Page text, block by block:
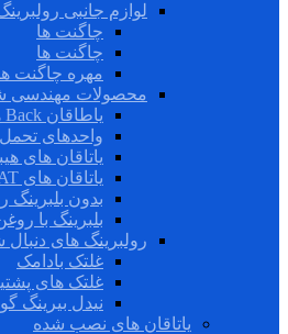
لوازم جانبی
چاگنت ها
چاگنت ها
مهره چاگنت
محصولات مهندسی
یاطاقان Back های پشتی
واحدهای
یاتاقان های
یاتاقان های INSOCOAT
بدون بلبرینگ
بلبرینگ با
رولبرینگ های دنبال
غلتک بادامک
غلتک های
نیدل بیرینگ
یاتاقان های نصب شده